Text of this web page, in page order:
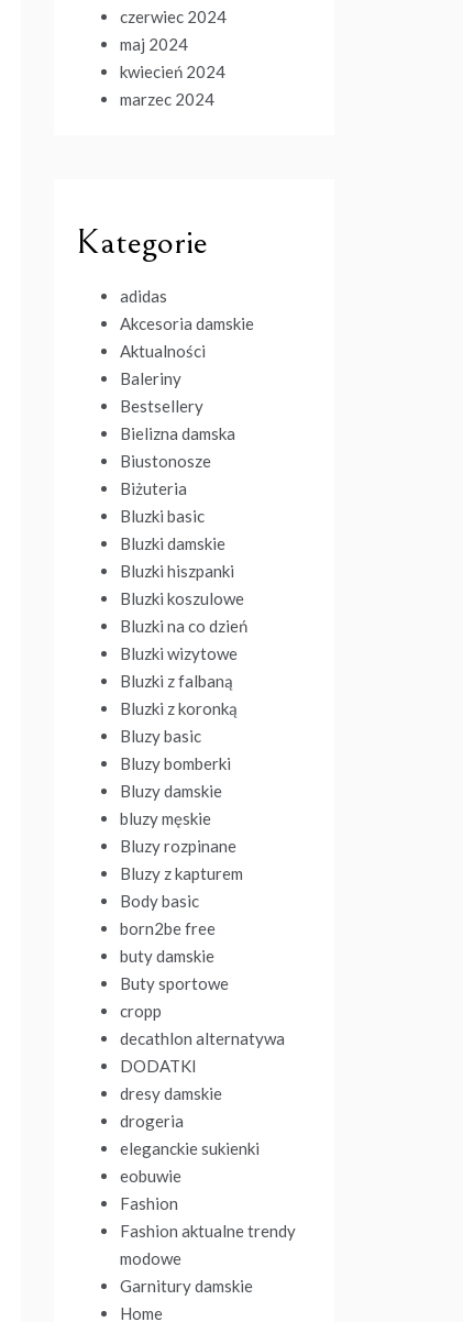
czerwiec 2024
maj 2024
kwiecień 2024
marzec 2024
Kategorie
adidas
Akcesoria damskie
Aktualności
Baleriny
Bestsellery
Bielizna damska
Biustonosze
Biżuteria
Bluzki basic
Bluzki damskie
Bluzki hiszpanki
Bluzki koszulowe
Bluzki na co dzień
Bluzki wizytowe
Bluzki z falbaną
Bluzki z koronką
Bluzy basic
Bluzy bomberki
Bluzy damskie
bluzy męskie
Bluzy rozpinane
Bluzy z kapturem
Body basic
born2be free
buty damskie
Buty sportowe
cropp
decathlon alternatywa
DODATKI
dresy damskie
drogeria
eleganckie sukienki
eobuwie
Fashion
Fashion aktualne trendy
modowe
Garnitury damskie
Home